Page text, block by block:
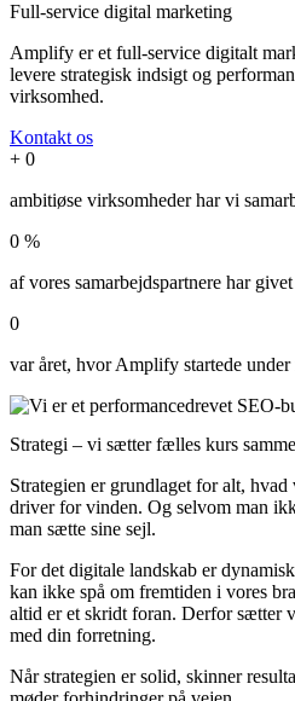
Full-service digital marketing
Amplify er et full-service digitalt
levere strategisk indsigt og
virksomhed.
Kontakt os
+ 0
ambitiøse virksomheder har vi
0 %
af vores samarbejdspartnere har
0
var året, hvor Amplify startede under
Strategi – vi sætter fælles kurs
Strategien er grundlaget for alt,
driver for vinden. Og selvom man
man sætte sine sejl.
For det digitale landskab er
kan ikke spå om fremtiden i vores
altid er et skridt foran. Derfor sætter
med din forretning.
Når strategien er solid, skinner